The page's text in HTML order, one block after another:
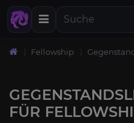
Fellowship
FÜR